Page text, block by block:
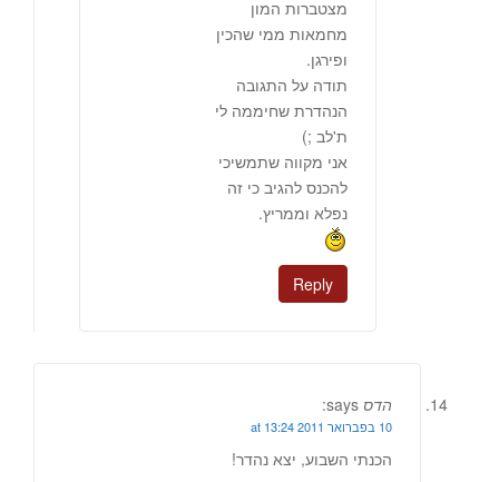
מצטברות המון
מחמאות ממי שהכין
ופירגן.
תודה על התגובה
הנהדרת שחיממה לי
ת'לב ;)
אני מקווה שתמשיכי
להכנס להגיב כי זה
נפלא וממריץ.
Reply
הדס says:
10 בפברואר 2011 at 13:24
הכנתי השבוע, יצא נהדר!